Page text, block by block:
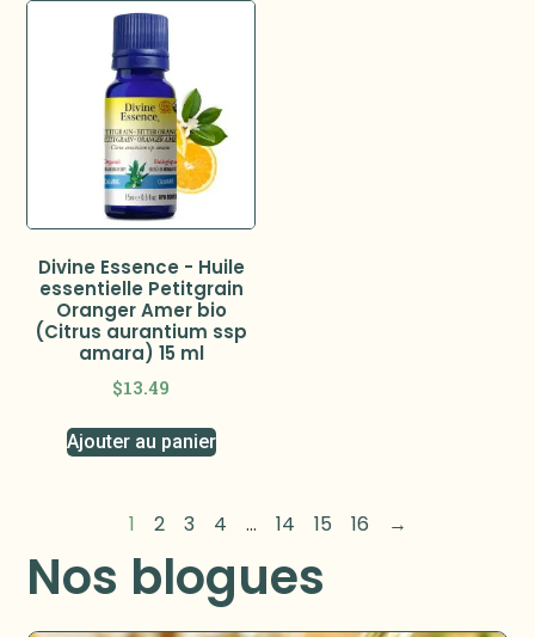
Divine Essence - Huile
essentielle Petitgrain
Oranger Amer bio
(Citrus aurantium ssp
amara) 15 ml
$13.49
Ajouter au panier
1 2 3 4 … 14 15 16 →
Nos blogues